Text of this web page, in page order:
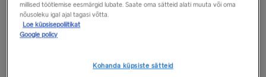
marsruutidel.
Seotud küsimused
millised töötlemise eesmärgid lubate. Saate oma sätteid alati muuta või oma
nõusoleku igal ajal tagasi võtta.
Loe küpsisepoliitikat
Google policy
Kohanda küpsiste sätteid